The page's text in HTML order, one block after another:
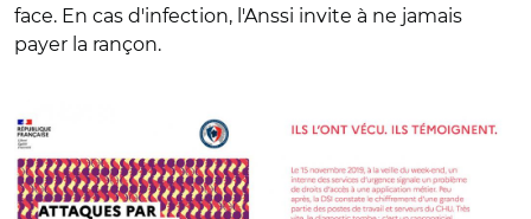
face. En cas d'infection, l'Anssi invite à ne jamais
payer la rançon.